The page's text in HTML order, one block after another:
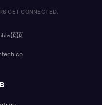
GET CONNECTED.
🇨🇴